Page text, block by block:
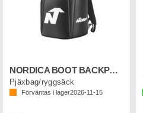
NORDICA BOOT BACKPACK LITE Svart/Röd
Pjäxbag/ryggsäck
Förväntas i lager2026-11-15